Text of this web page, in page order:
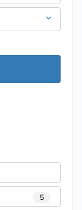
5